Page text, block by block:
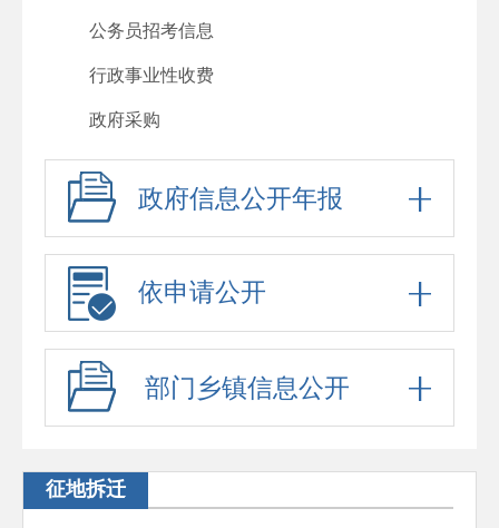
公务员招考信息
行政事业性收费
政府采购
重大项目
重大民生信息
建议提案办理
政府工作报告
政府信息公开标准目录
助企纾困
基层政务公开标准化规范化
政府信息公开年报
依申请公开
部门乡镇信息公开
征地拆迁